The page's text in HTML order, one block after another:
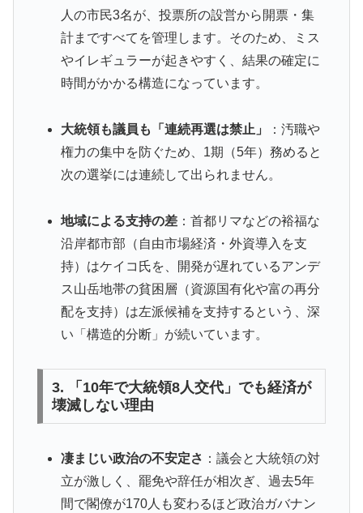
人の市民3名が、投票所の設営から開票・集
計まですべてを管理します。そのため、ミス
やイレギュラーが起きやすく、結果の確定に
時間がかかる構造になっています。
大統領も議員も「連続再選は禁止」
：汚職や
権力の集中を防ぐため、1期（5年）務めると
次の選挙には連続して出られません。
地域による支持の差：首都リマなどの裕福な
沿岸都市部（自由市場経済・外資導入を支
持）はケイコ氏を、開発が遅れているアンデ
ス山岳地帯の貧困層（資源国有化や富の再分
配を支持）は左派候補を支持するという、深
い「構造的分断」が続いています。
3. 「10年で大統領8人交代」でも経済が
壊滅しない理由
凄まじい政治の不安定さ ：議会と大統領の対
立が激しく、罷免や辞任が相次ぎ、過去5年
間で閣僚が170人も変わるほど政治ガバナン